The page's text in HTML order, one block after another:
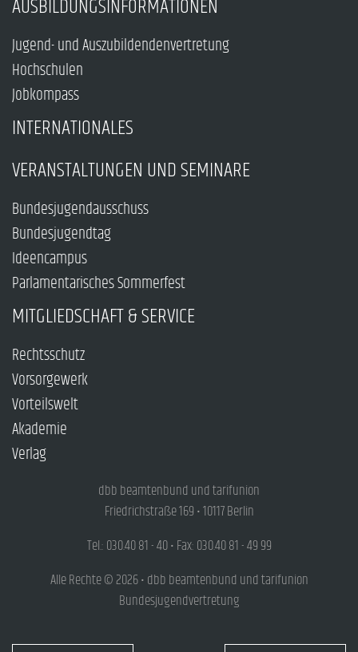
AUSBILDUNGSINFORMATIONEN
Jugend- und Auszubildendenvertretung
Hochschulen
Jobkompass
INTERNATIONALES
VERANSTALTUNGEN UND SEMINARE
Bundesjugendausschuss
Bundesjugendtag
Ideencampus
Parlamentarisches Sommerfest
MITGLIEDSCHAFT & SERVICE
Rechtsschutz
Vorsorgewerk
Vorteilswelt
Akademie
Verlag
dbb beamtenbund und tarifunion
Friedrichstraße 169 • 10117 Berlin
Tel.: 030.40 81 - 40 • Fax: 030.40 81 - 49 99
Alle Rechte © 2026 • dbb beamtenbund und tarifunion
Bundesjugendvertretung